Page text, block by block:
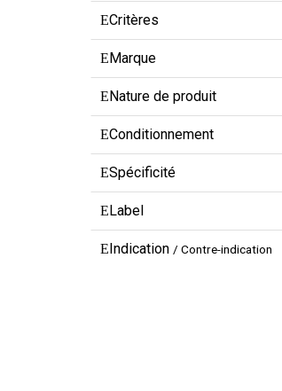
Critères
Marque
Nature de produit
Conditionnement
Spécificité
Label
Indication / Contre-indication